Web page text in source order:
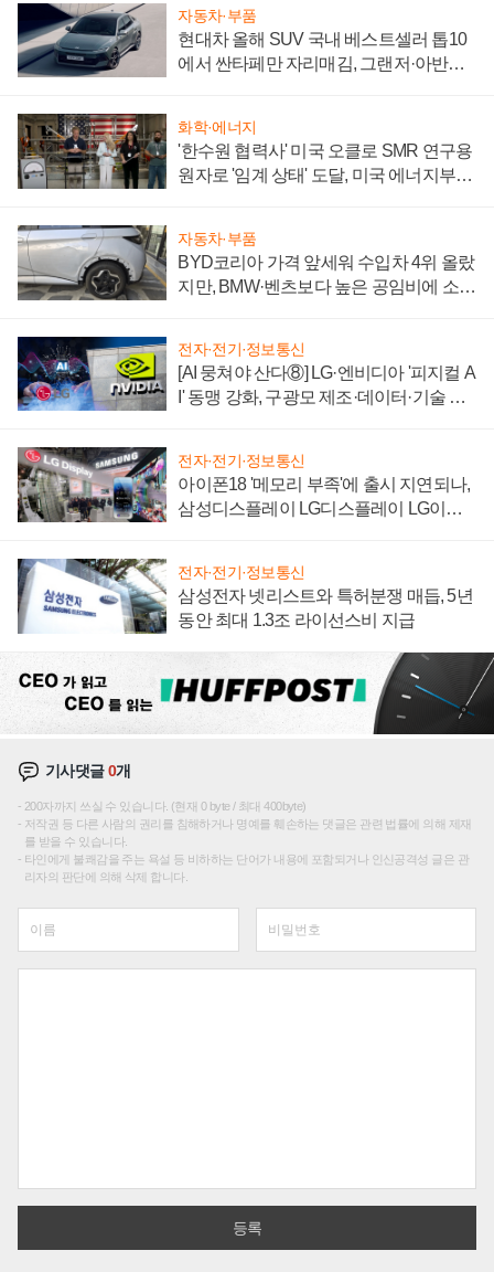
자동차·부품
현대차 올해 SUV 국내 베스트셀러 톱10
에서 싼타페만 자리매김, 그랜저·아반떼
화학·에너지
'한수원 협력사' 미국 오클로 SMR 연구용
원자로 '임계 상태' 도달, 미국 에너지부
자동차·부품
BYD코리아 가격 앞세워 수입차 4위 올랐
지만, BMW·벤츠보다 높은 공임비에 소비
전자·전기·정보통신
[AI 뭉쳐야 산다⑧] LG·엔비디아 '피지컬 A
I' 동맹 강화, 구광모 제조·데이터·기술 결
전자·전기·정보통신
아이폰18 '메모리 부족'에 출시 지연되나,
삼성디스플레이 LG디스플레이 LG이노
전자·전기·정보통신
삼성전자 넷리스트와 특허분쟁 매듭, 5년
동안 최대 1.3조 라이선스비 지급
기사댓글0개
200자까지 쓰실 수 있습니다. (현재 0 byte / 최대 400byte)
저작권 등 다른 사람의 권리를 침해하거나 명예를 훼손하는 댓글은 관련 법률에 의해 제재
를 받을 수 있습니다.
타인에게 불쾌감을 주는 욕설 등 비하하는 단어가 내용에 포함되거나 인신공격성 글은 관
리자의 판단에 의해 삭제 합니다.